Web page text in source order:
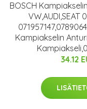
BOSCH
VW,AUDI,SEAT
Kampiakselin
34.12